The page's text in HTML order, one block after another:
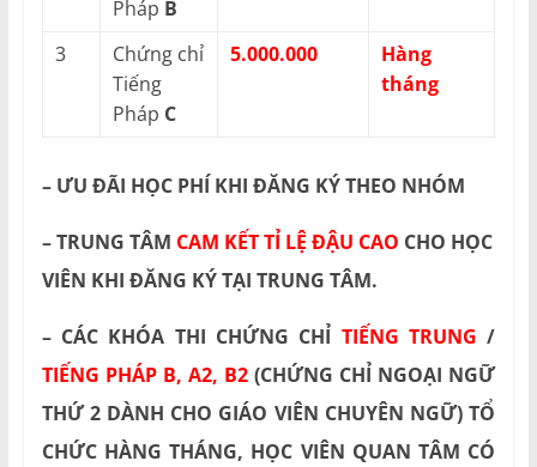
Pháp B
3
Chứng chỉ
Tiếng
Pháp C
5.000.000
Hàng
tháng
– ƯU ĐÃI HỌC PHÍ KHI ĐĂNG KÝ THEO NHÓM
– TRUNG TÂM CAM KẾT TỈ LỆ ĐẬU CAO CHO HỌC
VIÊN KHI ĐĂNG KÝ TẠI TRUNG TÂM.
– CÁC KHÓA THI CHỨNG CHỈ TIẾNG TRUNG/
TIẾNG PHÁP B, A2, B2(CHỨNG CHỈ NGOẠI NGỮ
THỨ 2 DÀNH CHO GIÁO VIÊN CHUYÊN NGỮ) TỔ
CHỨC HÀNG THÁNG, HỌC VIÊN QUAN TÂM CÓ